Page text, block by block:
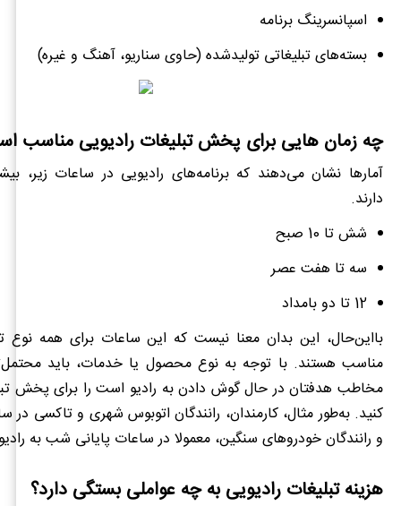
اسپانسرینگ برنامه
بسته‌های تبلیغاتی تولیدشده (حاوی سناریو، آهنگ و غیره)
چه زمان هایی برای پخش تبلیغات رادیویی مناسب
آمارها نشان می‌دهند که برنامه‌های رادیویی در ساعات زیر،
دارند.
شش تا 10 صبح
سه تا هفت عصر
12 تا دو بامداد
بااین‌حال، این بدان معنا نیست که این ساعات برای همه نوع
مناسب هستند. با توجه به نوع محصول یا خدمات، باید
مخاطب هدفتان در حال گوش دادن به رادیو است را برای پخش
کنید. به‌طور مثال، کارمندان، رانندگان اتوبوس شهری و تاکسی در
و رانندگان خودروهای سنگین، معمولا در ساعات پایانی شب به
هزینه تبلیغات رادیویی به چه عواملی بستگی دارد؟